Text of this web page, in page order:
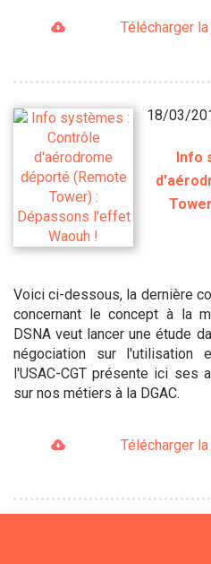
Télécharger
18/03/
Info
Voici ci-dessous, la dernière
concernant le concept à la
DSNA veut lancer une étude
négociation sur l'utilisation
l'USAC-CGT présente ici ses
sur nos métiers à la DGAC.
Télécharger